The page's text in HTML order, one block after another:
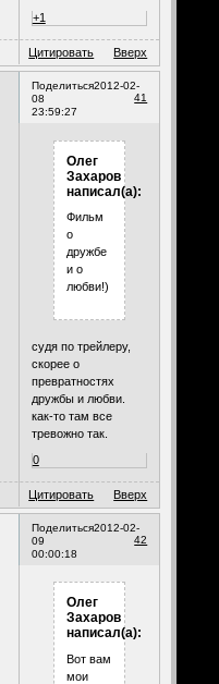
+1
Цитировать Вверх
Поделиться
41
2012-02-
08
23:59:27
Олег
Захаров
написал(а):
Фильм
о
дружбе
и о
любви!)
судя по трейлеру,
скорее о
превратностях
дружбы и любви.
как-то там все
тревожно так.
0
Цитировать Вверх
Поделиться
42
2012-02-
09
00:00:18
Олег
Захаров
написал(а):
Вот вам
мои